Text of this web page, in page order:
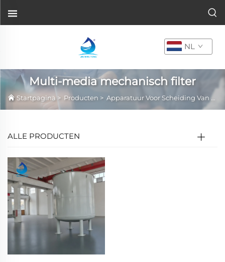
NL
Multi-media mechanisch filter
Startpagina> Producten > Apparatuur Voor Scheiding Van Vaste En Vloeibare Stoffen
ALLE PRODUCTEN